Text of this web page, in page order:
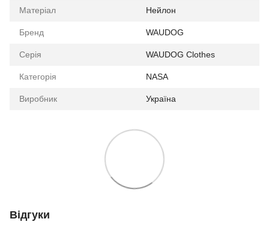
Матеріал Нейлон
Бренд WAUDOG
Серія WAUDOG Clothes
Категорія NASA
Виробник Україна
Відгуки